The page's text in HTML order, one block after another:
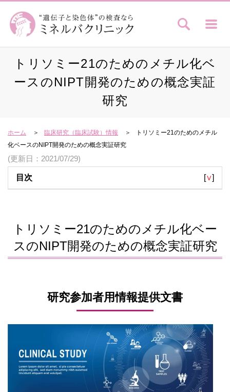
トリソミー21のためのメチル化ベ
ースのNIPT開発のための概念実証
研究
ホーム 臨床研究（臨床試験）情報
トリソミー21のためのメチル
化ベースのNIPT開発のための概念実証研究
(更新日：2021/07/29)
目次 [∨]
トリソミー21のためのメチル化ベー
スのNIPT開発のための概念実証研究
研究参加者用情報提供文書